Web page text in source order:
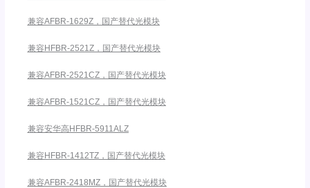
兼容AFBR-1629Z，国产替代光模块
兼容HFBR-2521Z，国产替代光模块
兼容AFBR-2521CZ，国产替代光模块
兼容AFBR-1521CZ，国产替代光模块
兼容安华高HFBR-5911ALZ
兼容HFBR-1412TZ，国产替代光模块
兼容AFBR-2418MZ，国产替代光模块